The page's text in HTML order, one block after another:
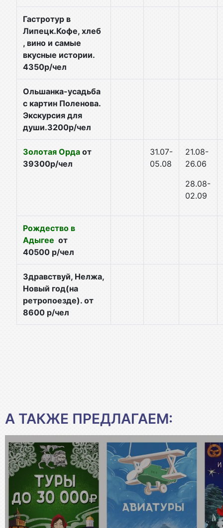
Гастротур в
Липецк.Кофе, хлеб
, вино и самые
вкусные истории.
4350р/чел
Ольшанка-усадьба
с картин Поленова.
Экскурсия для
души.3200р/чел
Золотая Орда от
39300р/чел
31.07-
05.08
21.08-
26.06
28.08-
02.09
Рождество в
Адыгее от
40500 р/чел
Здравствуй, Нелжа,
Новый год(на
ретропоезде). от
8600 р/чел
А ТАКЖЕ ПРЕДЛАГАЕМ: